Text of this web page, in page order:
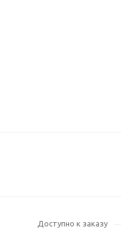
Доступно к заказу